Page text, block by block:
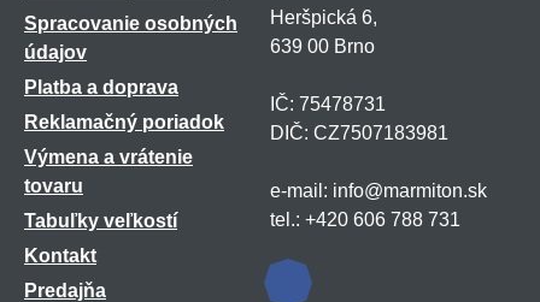
Spracovanie osobných
údajov
Platba a doprava
Reklamačný poriadok
Výmena a vrátenie
tovaru
Tabuľky veľkostí
Kontakt
Predajňa
Heršpická 6,
639 00 Brno
IČ: 75478731
DIČ: CZ7507183981
e-mail: info@marmiton.sk
tel.: +420 606 788 731